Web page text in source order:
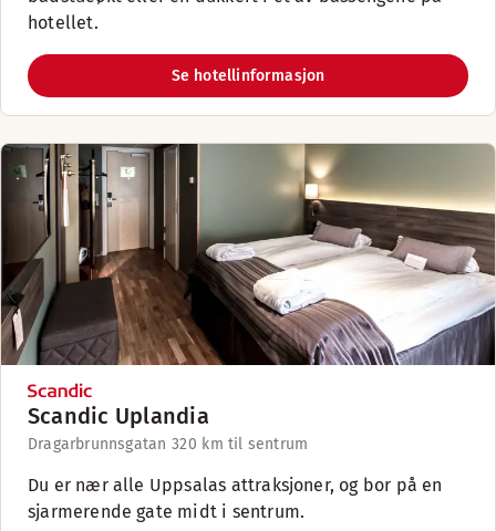
hotellet.
Se hotellinformasjon
Scandic Uplandia
Dragarbrunnsgatan 320 km til sentrum
Du er nær alle Uppsalas attraksjoner, og bor på en
sjarmerende gate midt i sentrum.